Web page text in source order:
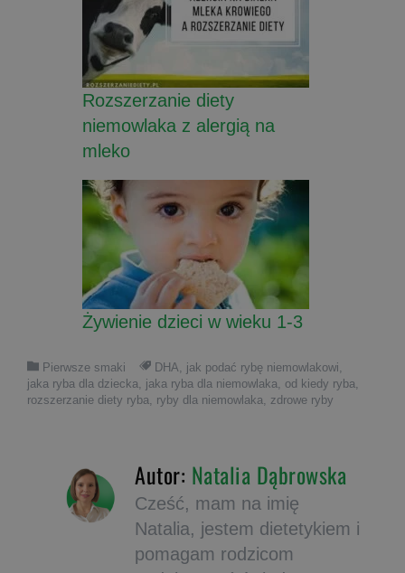
Rozszerzanie diety
niemowlaka z alergią na
mleko
Żywienie dzieci w wieku 1-3
Pierwsze smaki DHA jak podać rybę niemowlakowi
jaka ryba dla dziecka
jaka ryba dla niemowlaka od kiedy ryba
rozszerzanie diety ryba
ryby dla niemowlaka zdrowe ryby
Autor: Natalia Dąbrowska
Cześć, mam na imię
Natalia, jestem dietetykiem i
pomagam rodzicom